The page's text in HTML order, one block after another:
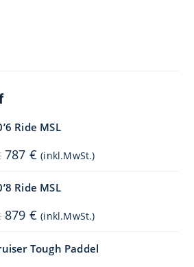
Ride MSL
Ursprünglicher
Preis
1.049 €
787 € Aktueller
Preis
(inkl.MwSt.)
Ride MSL
Ursprünglicher
Preis
1.099 €
879 € Aktueller
Preis
879 €.
(inkl.MwSt.)
Tough Paddel